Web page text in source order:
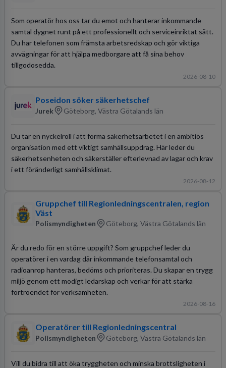
Som operatör hos oss tar du emot och hanterar inkommande
samtal dygnet runt på ett professionellt och serviceinriktat sätt.
Du har telefonen som främsta arbetsredskap och gör viktiga
avvägningar för att hjälpa medborgare att få sina behov
tillgodosedda.
2026-08-10
Poseidon söker säkerhetschef
Jurek Göteborg, Västra Götalands län
Du tar en nyckelroll i att forma säkerhetsarbetet i en ambitiös
organisation med ett viktigt samhällsuppdrag. Här leder du
säkerhetsenheten och säkerställer efterlevnad av lagar och krav
i ett föränderligt samhällsklimat.
2026-08-12
Gruppchef till Regionledningscentralen, region
Väst
Polismyndigheten Göteborg, Västra Götalands län
Är du redo för en större uppgift? Som gruppchef leder du
operatörer i en vardag där inkommande telefonsamtal och
radioanrop hanteras, bedöms och prioriteras. Du skapar en trygg
miljö genom ett modigt ledarskap och verkar för att stärka
förtroendet för verksamheten.
2026-08-16
Operatörer till Regionledningscentral
Polismyndigheten Göteborg, Västra Götalands län
Vill du bidra till att öka tryggheten och minska brottsligheten i